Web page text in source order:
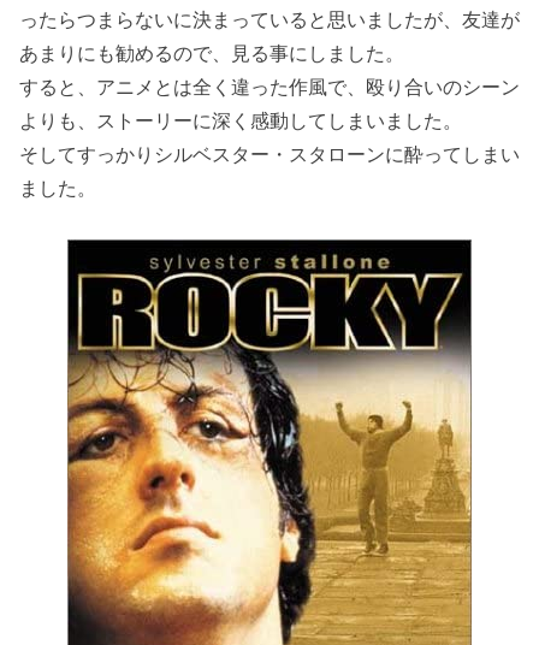
ったらつまらないに決まっていると思いましたが、友達が
あまりにも勧めるので、見る事にしました。
すると、アニメとは全く違った作風で、殴り合いのシーン
よりも、ストーリーに深く感動してしまいました。
そしてすっかりシルベスター・スタローンに酔ってしまい
ました。